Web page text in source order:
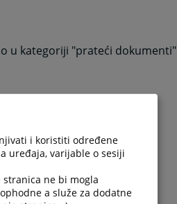
u kategoriji "prateći dokumenti"
i koristiti određene
uređaja, varijable o sesiji
ne bi mogla
a služe za dodatne